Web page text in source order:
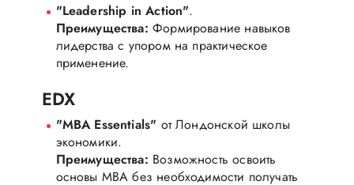
"Leadership in Action".
Преимущества: Формирование навыков
лидерства с упором на практическое
применение.
EDX
"MBA Essentials" от Лондонской школы
экономики.
Преимущества: Возможность освоить
основы MBA без необходимости получать